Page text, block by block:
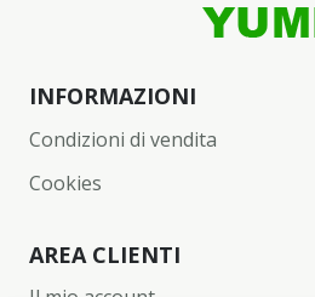
INFORMAZIONI
Condizioni di vendita
Cookies
AREA CLIENTI